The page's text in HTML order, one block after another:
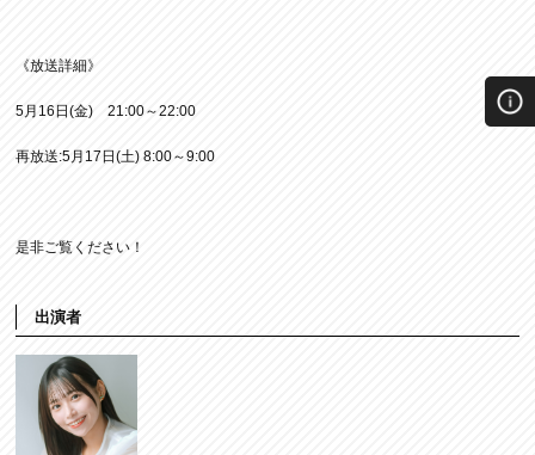
《放送詳細》
5月16日(金) 21:00～22:00
再放送:5月17日(土) 8:00～9:00
是非ご覧ください！
出演者